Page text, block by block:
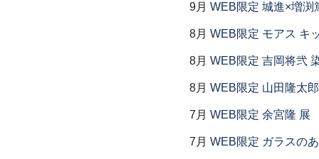
9月 WEB限定 城進×増渕
8月 WEB限定 モアス キ
8月 WEB限定 吉岡将弐
8月 WEB限定 山田隆太
7月 WEB限定 余宮隆 展
7月 WEB限定 ガラスの